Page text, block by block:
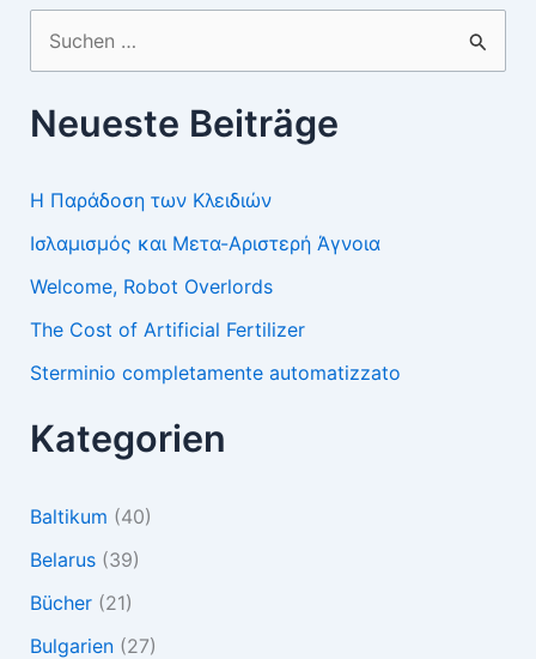
nach:
Neueste Beiträge
Η Παράδοση των Κλειδιών
Ισλαμισμός και Μετα-Αριστερή Άγνοια
Welcome, Robot Overlords
The Cost of Artificial Fertilizer
Sterminio completamente automatizzato
Kategorien
Baltikum (40)
Belarus(39)
Bücher(21)
Bulgarien(27)